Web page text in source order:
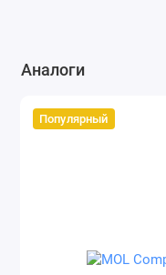
Аналоги
Популярный